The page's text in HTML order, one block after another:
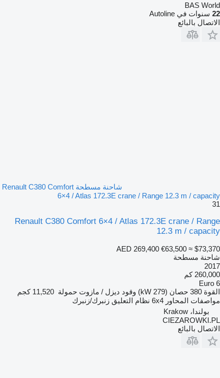
BAS World
22 سنوات في Autoline
الاتصال بالبائع
شاحنة مسطحة Renault C380 Comfort
6×4 / Atlas 172.3E crane / Range 12.3 m / capacity
31
Renault C380 Comfort 6×4 / Atlas 172.3E crane / Range
12.3 m / capacity
AED 269,400 €63,500 ≈ $73,370
شاحنة مسطحة
2017
260,000 كم
Euro 6
القوة 380 حصان (279 kW) وقود ديزل / مازوت حمولة 11,520 كجم
مواصفات المحاور 6x4 نظام التعليق زنبرك/زنبرك
بولندا، Krakow
CIEZAROWKI.PL
الاتصال بالبائع